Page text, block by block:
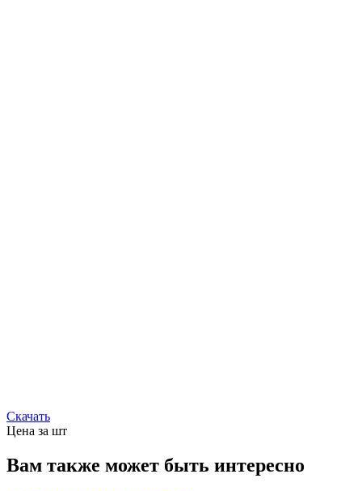
Скачать
Цена за шт
Вам также может быть интересно